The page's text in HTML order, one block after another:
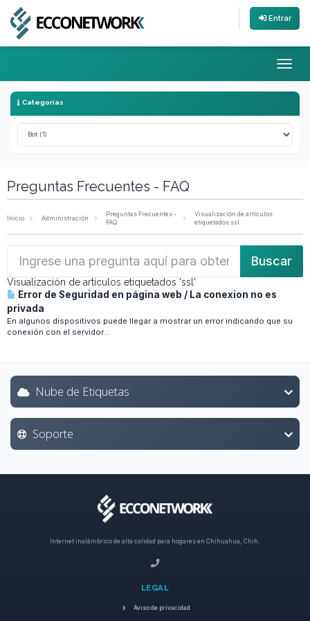
Entrar
Categorías
Preguntas Frecuentes - FAQ
Inicio Administración
Preguntas Frecuentes -
FAQ
Visualización de artículos
etiquetados ssl
Visualización de artículos etiquetados 'ssl'
Error de Seguridad en página web / La conexion no es
privada
En algunos dispositivos puede llegar a mostrar un error indicando que su
conexión con el servidor...
Nube de Etiquetas
Soporte
Internet inalámbrico de alta calidad para hogares en Chihuahua, Chih.
LEGAL
Aviso de privacidad